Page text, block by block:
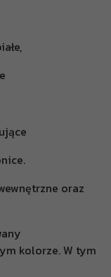
oraz
kolorze. W tym